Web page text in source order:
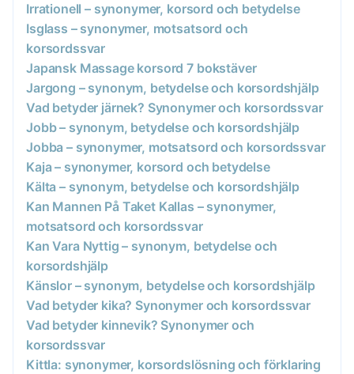
Irrationell – synonymer, korsord och betydelse
Isglass – synonymer, motsatsord och
korsordssvar
Japansk Massage korsord 7 bokstäver
Jargong – synonym, betydelse och korsordshjälp
Vad betyder järnek? Synonymer och korsordssvar
Jobb – synonym, betydelse och korsordshjälp
Jobba – synonymer, motsatsord och korsordssvar
Kaja – synonymer, korsord och betydelse
Kälta – synonym, betydelse och korsordshjälp
Kan Mannen På Taket Kallas – synonymer,
motsatsord och korsordssvar
Kan Vara Nyttig – synonym, betydelse och
korsordshjälp
Känslor – synonym, betydelse och korsordshjälp
Vad betyder kika? Synonymer och korsordssvar
Vad betyder kinnevik? Synonymer och
korsordssvar
Kittla: synonymer, korsordslösning och förklaring